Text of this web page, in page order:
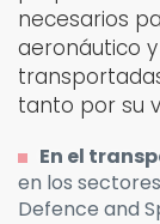
necesarios
aeronáutico
tanto por su
En el
en los
Defence and